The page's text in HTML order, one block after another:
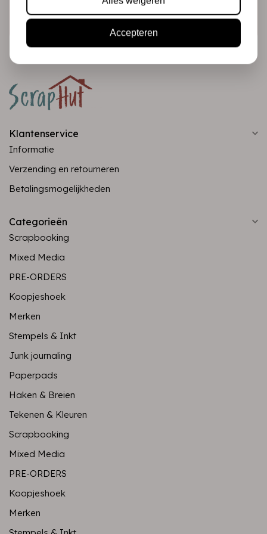
Abonneer
Klantenservice
Informatie
Verzending en retourneren
Betalingsmogelijkheden
Categorieën
Scrapbooking
Mixed Media
PRE-ORDERS
Koopjeshoek
Merken
Stempels & Inkt
Junk journaling
Paperpads
Haken & Breien
Tekenen & Kleuren
Scrapbooking
Mixed Media
PRE-ORDERS
Koopjeshoek
Merken
Accepteren